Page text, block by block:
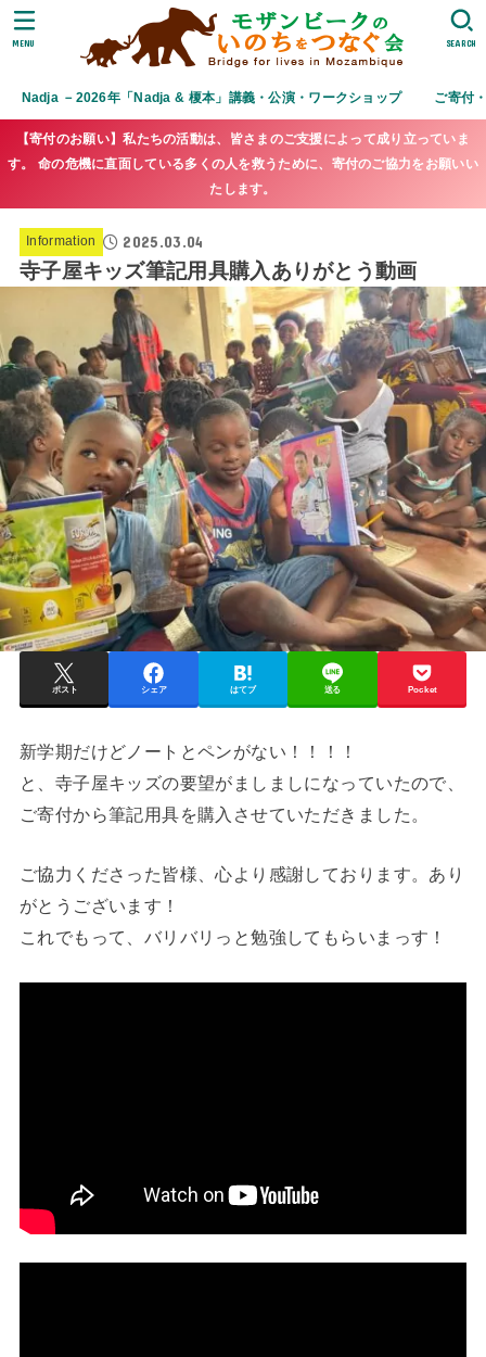
Nadja －2026年「Nadja & 榎本」講義・公演・ワークショップ ご寄付
SEARCH
MENU
【寄付のお願い】私たちの活動は、皆さまのご支援によって成り立っていま
す。 命の危機に直面している多くの人を救うために、寄付のご協力をお願いい
たします。
Information 2025.03.04
寺子屋キッズ筆記用具購入ありがとう動画
ポスト シェア はてブ 送る Pocket
新学期だけどノートとペンがない！！！！
と、寺子屋キッズの要望がましましになっていたので、
ご寄付から筆記用具を購入させていただきました。
ご協力くださった皆様、心より感謝しております。あり
がとうございます！
これでもって、バリバリっと勉強してもらいまっす！